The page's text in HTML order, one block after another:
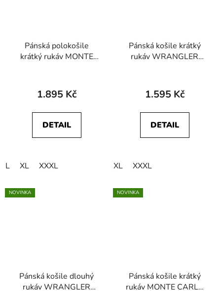
Pánská polokošile
krátký rukáv MONTE
1.895 Kč
DETAIL
L XL XXXL
Pánská košile krátký
rukáv WRANGLER
1.595 Kč
DETAIL
XL XXXL
NOVINKA
Pánská košile dlouhý
rukáv WRANGLER
NOVINKA
Pánská košile krátký
rukáv MONTE CARLO